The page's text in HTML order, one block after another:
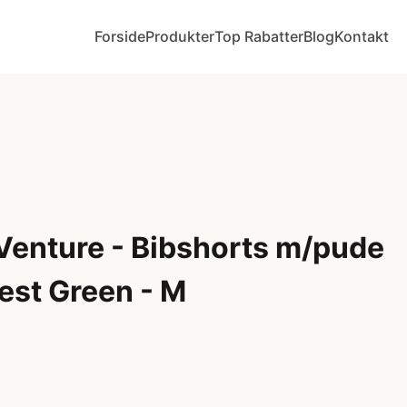
ForsideProdukterTop RabatterBlogKontakt
- Bibshorts m/pude
Green - M